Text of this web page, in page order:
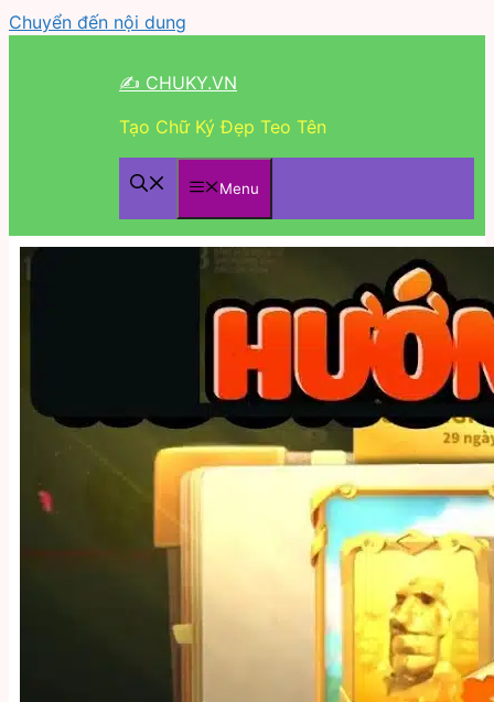
Chuyển đến nội dung
✍ CHUKY.VN
Tạo Chữ Ký Đẹp Teo Tên
Menu